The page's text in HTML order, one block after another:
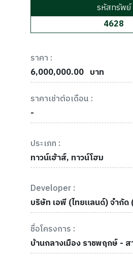
รหัสทรัพย์
4628
ราคา :
6,000,000.00 บาท
ราคาเช่าต่อเดือน :
-
ประเภท :
ทาวน์เฮ้าส์, ทาวน์โฮม
Developer :
บริษัท เอพี (ไทยแลนด์) จำกัด
ชื่อโครงการ :
บ้านกลางเมือง ราชพฤกษ์ -